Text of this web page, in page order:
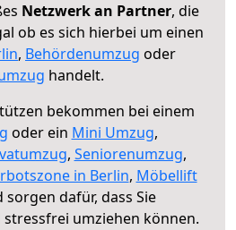
Netzwerk an Partner, die
ob es sich hierbei um einen
, Behördenumzug oder
handelt.
bekommen bei einem
oder ein Mini Umzug,
, Seniorenumzug,
in Berlin, Möbellift
sorgen dafür, dass Sie
umziehen können.